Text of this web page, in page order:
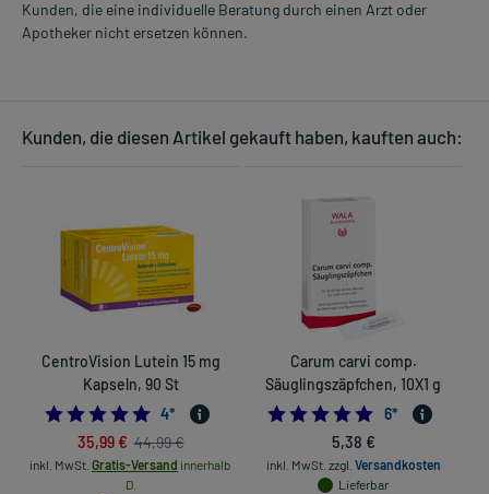
Kunden, die eine individuelle Beratung durch einen Arzt oder
Apotheker nicht ersetzen können.
Kunden, die diesen Artikel gekauft haben, kauften auch:
CentroVision Lutein 15 mg
Kapseln, 90 St
5.0
4*
35,99 € 44,99 €
inkl. MwSt. Gratis-Versand innerhalb
D.
Carum carvi comp.
Säuglingszäpfchen, 10X1 g
5.0
6*
5,38 €
inkl. MwSt. zzgl. Versandkosten
Lieferbar